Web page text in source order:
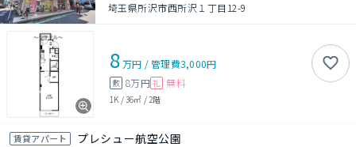
埼玉県所沢市西所沢１丁目12-9
8万円 /管理費3,000円
敷 8万円 礼 無料
1K /36㎡ / 2階
賃貸アパート プレシュー航空公園